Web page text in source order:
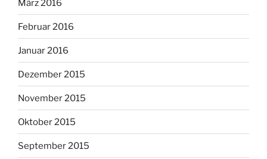
März 2016
Februar 2016
Januar 2016
Dezember 2015
November 2015
Oktober 2015
September 2015